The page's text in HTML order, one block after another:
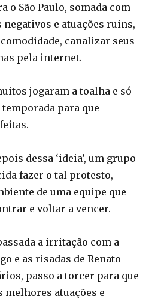
o São Paulo, somada com
e atuações ruins,
canalizar seus
pela internet.
jogaram a toalha e só
para que
dessa ‘ideia’, um grupo
fazer o tal protesto,
de uma equipe que
e voltar a vencer.
a irritação com a
e as risadas de Renato
passo a torcer para que
melhores atuações e